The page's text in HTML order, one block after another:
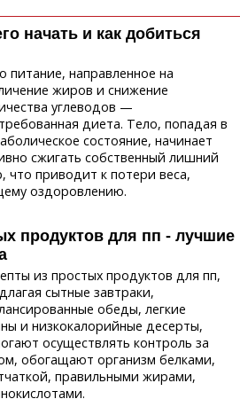
начать и как добиться
питание, направленное на
жиров и снижение
углеводов —
диета. Тело, попадая в
состояние, начинает
сжигать собственный лишний
что приводит к потери веса,
оздоровлению.
продуктов для пп - лучшие
из простых продуктов для пп,
сытные завтраки,
обеды, легкие
и низкокалорийные десерты,
осуществлять контроль за
обогащают организм белками,
правильными жирами,